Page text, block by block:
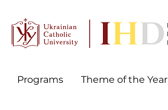
Programs Theme of the Year